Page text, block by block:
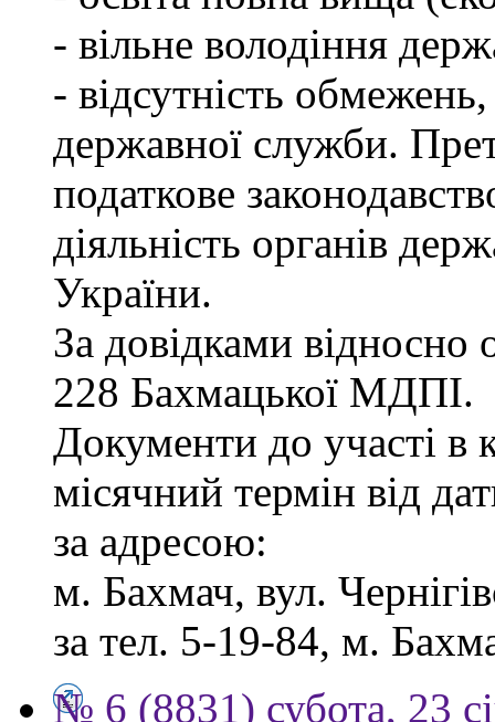
- вільне володіння
- відсутність
державної служби.
податкове
діяльність органів
України.
За довідками відносно
228 Бахмацької МДПІ.
Документи до участі в
місячний термін від
за адресою:
м. Бахмач, вул.
за тел. 5-19-84, м.
№ 6 (8831) субота, 23